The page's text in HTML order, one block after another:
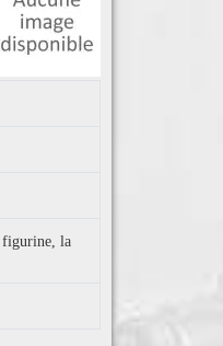
figurine, la